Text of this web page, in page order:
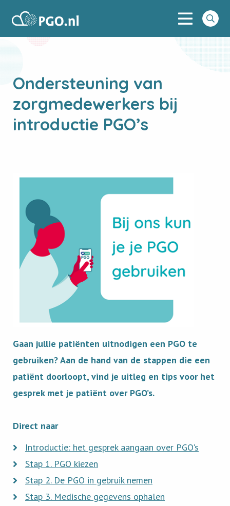
Menu
Go
to
Ondersteuning van
zorgmedewerkers bij
introductie PGO’s
View
Gaan jullie patiënten uitnodigen een PGO te
gebruiken? Aan de hand van de stappen die een
patiënt doorloopt, vind je uitleg en tips voor het
gesprek met je patiënt over PGO’s.
Direct naar
Read
more
about
Introductie: het gesprek aangaan over PGO's
Read
more
about
Stap 1. PGO kiezen
Read
more
Stap 2. De PGO in gebruik nemen
Read
Stap 3. Medische gegevens ophalen